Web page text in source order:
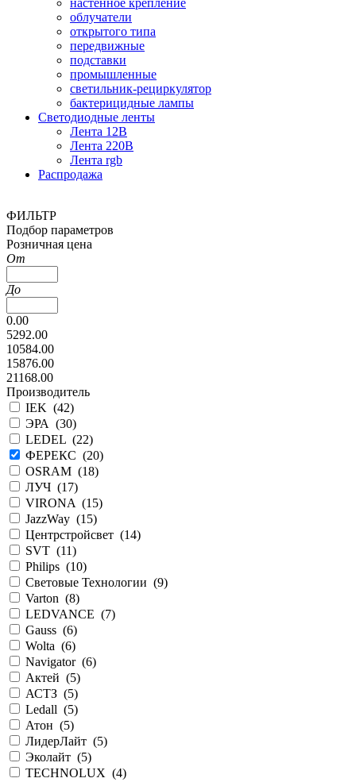
настенное крепление
облучатели
открытого типа
передвижные
подставки
промышленные
светильник-рециркулятор
бактерицидные лампы
Светодиодные ленты
Лента 12В
Лента 220В
Лента rgb
Распродажа
ФИЛЬТР
Подбор параметров
Розничная цена
От
До
0.00
5292.00
10584.00
15876.00
21168.00
Производитель
IEK (42)
ЭРА (30)
LEDEL (22)
ФЕРЕКС (20)
OSRAM (18)
ЛУЧ (17)
VIRONA (15)
JazzWay (15)
Центрстройсвет (14)
SVT (11)
Philips (10)
Световые Технологии (9)
Varton (8)
LEDVANCE (7)
Gauss (6)
Wolta (6)
Navigator (6)
Актей (5)
АСТЗ (5)
Ledall (5)
Атон (5)
ЛидерЛайт (5)
Эколайт (5)
TECHNOLUX (4)